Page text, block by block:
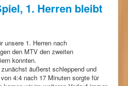
1. Herren bleibt
unsere 1. Herren nach
den MTV den zweiten
konnten.
äußerst schleppend und
4:4 nach 17 Minuten sorgte für